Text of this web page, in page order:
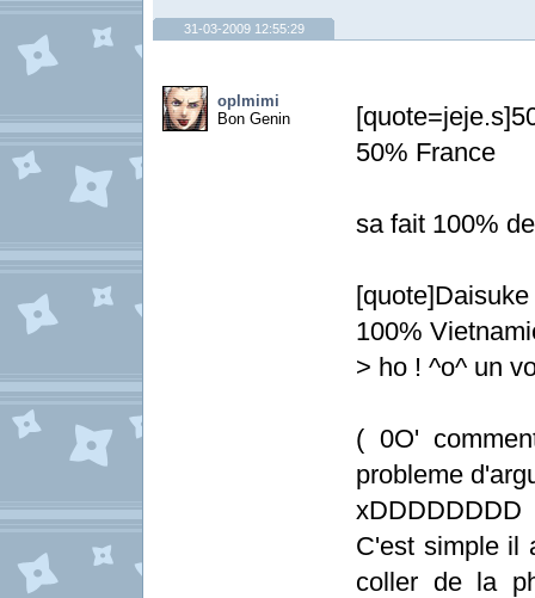
31-03-2009 12:55:29
oplmimi
Bon Genin
50% France
sa fait 100%
100%
> ho ! ^o^ un
( 0O'
probleme
xDDDDDDDD
C'est simple il
coller de la